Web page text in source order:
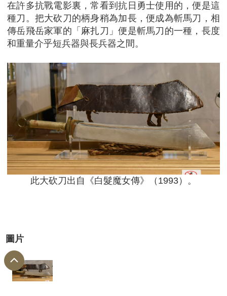
在許多抗戰電影裏，常看到抗日勇士使用的，便是這
種刀。把大砍刀的柄身稍為加長，便成為斬馬刀，相
傳岳飛岳家軍的「麻扎刀」便是斬馬刀的一種，長度
和重量介乎短兵器與長兵器之間。
此大砍刀出自《白髮魔女傳》（1993）。
圖片